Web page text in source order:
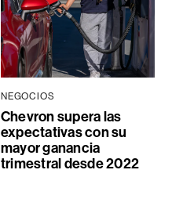
NEGOCIOS
Chevron supera las
expectativas con su
mayor ganancia
trimestral desde 2022